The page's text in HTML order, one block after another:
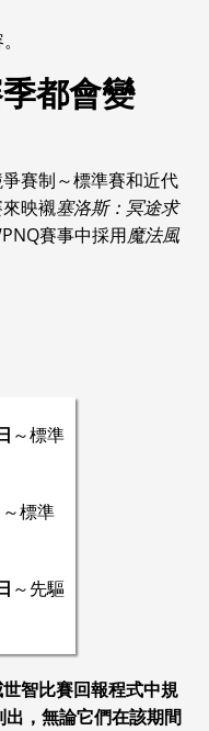
都會變
賽制～標準賽和近代
映襯塞洛斯：冥途求
賽事中採用魔法風
～標準
～標準
～先驅
智比賽回報程式中規
，無論它們在該期間